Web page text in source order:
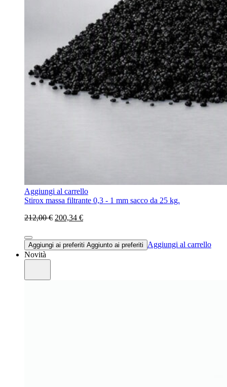
Aggiungi al carrello
Stirox massa filtrante 0,3 - 1 mm sacco da 25 kg.
212,00 € 200,34 €
Aggiungi ai preferiti Aggiunto ai preferiti
Aggiungi al carrello
Novità